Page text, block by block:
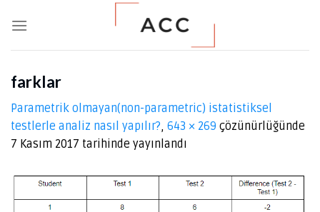
farklar
Parametrik olmayan(non-parametric) istatistiksel
testlerle analiz nasıl yapılır?, 643 × 269 çözünürlüğünde
7 Kasım 2017 tarihinde yayınlandı